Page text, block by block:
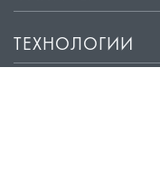
ТЕХНОЛОГИИ